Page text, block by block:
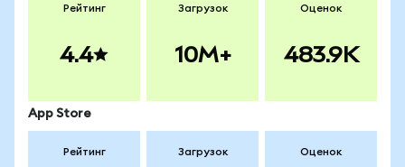
Рейтинг
4.4
Загрузок
10M+
Оценок
483.9K
App Store
Рейтинг Загрузок Оценок